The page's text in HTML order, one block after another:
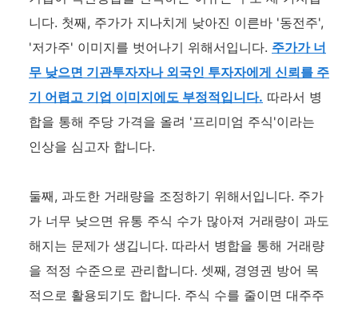
니다. 첫째, 주가가 지나치게 낮아진 이른바 '동전주',
'저가주' 이미지를 벗어나기 위해서입니다. 주가가 너
무 낮으면 기관투자자나 외국인 투자자에게 신뢰를 주
기 어렵고 기업 이미지에도 부정적입니다. 따라서 병
합을 통해 주당 가격을 올려 '프리미엄 주식'이라는
인상을 심고자 합니다.
둘째, 과도한 거래량을 조정하기 위해서입니다. 주가
가 너무 낮으면 유통 주식 수가 많아져 거래량이 과도
해지는 문제가 생깁니다. 따라서 병합을 통해 거래량
을 적정 수준으로 관리합니다. 셋째, 경영권 방어 목
적으로 활용되기도 합니다. 주식 수를 줄이면 대주주